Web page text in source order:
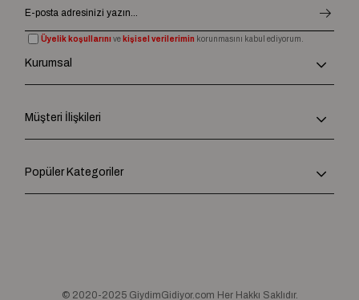
Üyelik koşullarını ve kişisel verilerimin korunmasını kabul ediyorum.
Kurumsal
Müşteri İlişkileri
Popüler Kategoriler
© 2020-2025 GiydimGidiyor.com Her Hakkı Saklıdır.